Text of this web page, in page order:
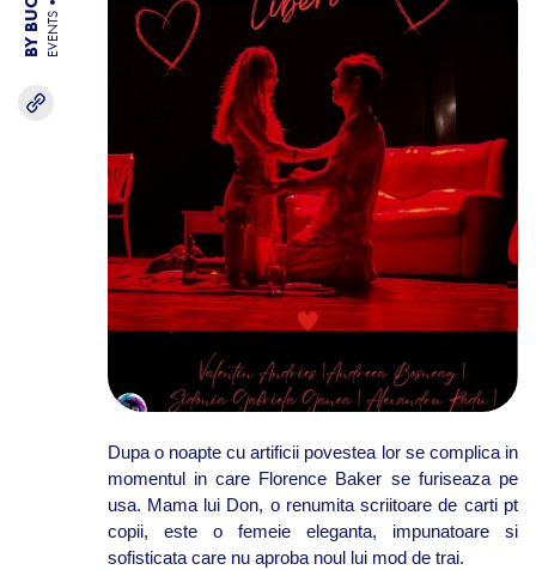
EVENTS
Dupa o noapte cu artificii povestea lor se complica in
momentul in care Florence Baker se furiseaza pe
usa. Mama lui Don, o renumita scriitoare de carti pt
copii, este o femeie eleganta, impunatoare si
sofisticata care nu aproba noul lui mod de trai.